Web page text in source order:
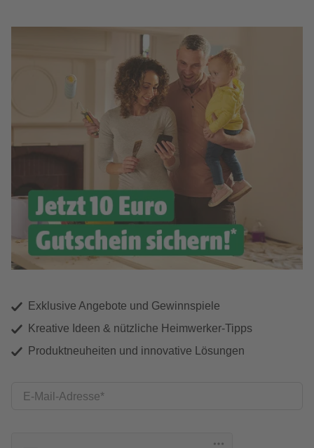
Exklusive Angebote und Gewinnspiele
Kreative Ideen & nützliche Heimwerker-Tipps
Produktneuheiten und innovative Lösungen
E-Mail-Adresse